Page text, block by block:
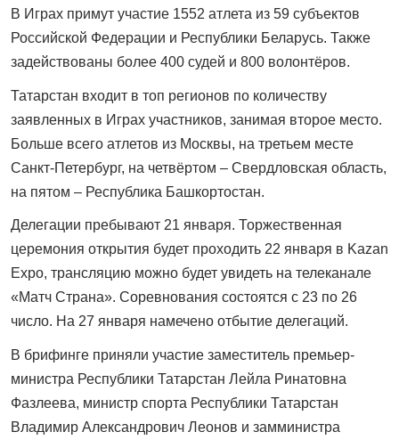
В Играх примут участие 1552 атлета из 59 субъектов
Российской Федерации и Республики Беларусь. Также
задействованы более 400 судей и 800 волонтёров.
Татарстан входит в топ регионов по количеству
заявленных в Играх участников, занимая второе место.
Больше всего атлетов из Москвы, на третьем месте
Санкт-Петербург, на четвёртом – Свердловская область,
на пятом – Республика Башкортостан.
Делегации пребывают 21 января. Торжественная
церемония открытия будет проходить 22 января в Kazan
Expo, трансляцию можно будет увидеть на телеканале
«Матч Страна». Соревнования состоятся с 23 по 26
число. На 27 января намечено отбытие делегаций.
В брифинге приняли участие заместитель премьер-
министра Республики Татарстан Лейла Ринатовна
Фазлеева, министр спорта Республики Татарстан
Владимир Александрович Леонов и замминистра